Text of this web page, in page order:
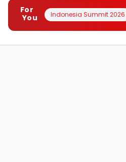
For
You
Indonesia Summit 2026